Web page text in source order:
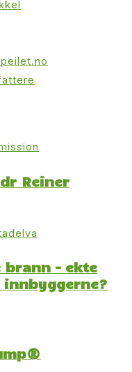
Reiner
brann – ekte